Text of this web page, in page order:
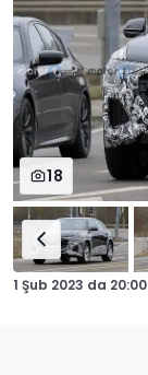
18
1 Şub 2023 da 20:00